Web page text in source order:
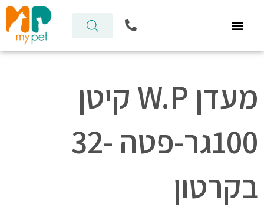
n
a
l
t
מעדן W.P קיטן
100גר-פטה -32
בקרטון